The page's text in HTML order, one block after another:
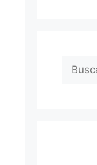
Buscar: